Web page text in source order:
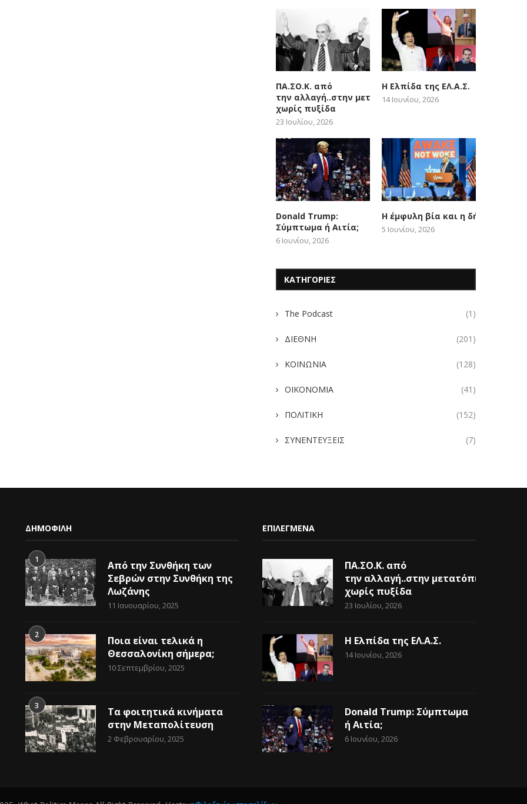
ΠΑ.ΣΟ.Κ. από
την αλλαγή..στην μετατόπιση
χωρίς πυξίδα
23 Ιουλίου, 2026
Η Ελπίδα της ΕΛ.Α.Σ.
14 Ιουνίου, 2026
Donald Trump:
Σύμπτωμα ή Αιτία;
6 Ιουνίου, 2026
Η έμφυλη βία και η δήθεν woke
5 Ιουνίου, 2026
ΚΑΤΗΓΟΡΙΕΣ
The Podcast (1)
ΔΙΕΘΝΗ (201)
ΚΟΙΝΩΝΙΑ (128)
ΟΙΚΟΝΟΜΙΑ (41)
ΠΟΛΙΤΙΚΗ (152)
ΣΥΝΕΝΤΕΥΞΕΙΣ (7)
ΔΗΜΟΦΙΛΗ
1
Από την Συνθήκη των
Σεβρών στην Συνθήκη της
Λωζάνης
11 Ιανουαρίου, 2025
2
Ποια είναι τελικά η
Θεσσαλονίκη σήμερα;
10 Σεπτεμβρίου, 2025
3
Τα φοιτητικά κινήματα
στην Μεταπολίτευση
2 Φεβρουαρίου, 2025
ΕΠΙΛΕΓΜΕΝΑ
ΠΑ.ΣΟ.Κ. από
την αλλαγή..στην μετατόπιση
χωρίς πυξίδα
23 Ιουλίου, 2026
Η Ελπίδα της ΕΛ.Α.Σ.
14 Ιουνίου, 2026
Donald Trump: Σύμπτωμα
ή Αιτία;
6 Ιουνίου, 2026